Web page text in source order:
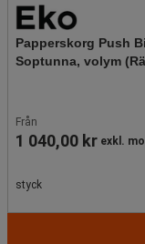
Papperskorg Push
Soptunna, volym
Från
1 040,00 kr exkl.
styck